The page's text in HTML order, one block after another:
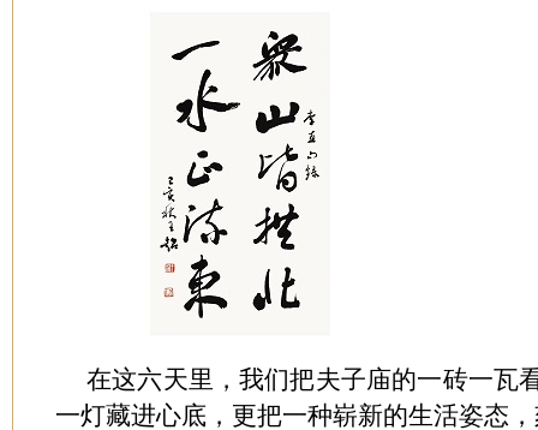
在这六天里，我们把夫子庙的一砖一瓦
一灯藏进心底，更把一种崭新的生活姿态